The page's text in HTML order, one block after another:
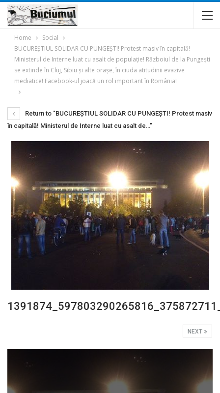
Home
Social
BUCUREŞTIUL SOLIDAR CU PUNGEŞTI! Protest masiv în capitală!
Ministerul de Interne luat cu asalt de populaţie! Războiul de la Pungeşti
se extinde în Cluj, Sibiu şi alte oraşe, în ciuda atitudinii evazive
mediatice! Facebook-ul joacă un rol important în România!
Return to "BUCUREŞTIUL SOLIDAR CU PUNGEŞTI! Protest masiv
în capitală! Ministerul de Interne luat cu asalt de…"
NEXT